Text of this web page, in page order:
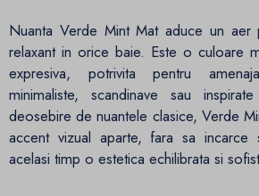
Nuanta Verde Mint Mat aduce un aer
relaxant in orice baie. Este o culoare
expresiva, potrivita pentru
minimaliste, scandinave sau
deosebire de nuantele clasice, Verde
accent vizual aparte, fara sa incarce
acelasi timp o estetica echilibrata si